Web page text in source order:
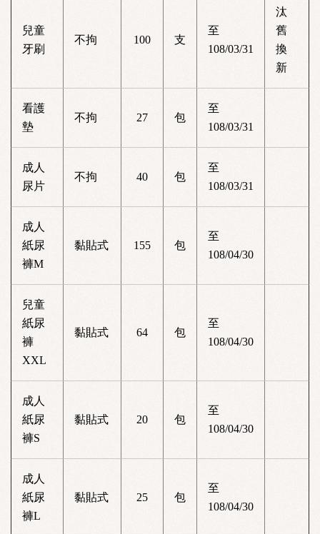
兒童
牙刷
不拘 100 支
至
108/03/31
汰
舊
換
新
看護
墊
不拘 27 包
至
108/03/31
成人
尿片
不拘 40 包
至
108/03/31
成人
紙尿
褲M
黏貼式 155 包
至
108/04/30
兒童
紙尿
褲
XXL
黏貼式 64 包
至
108/04/30
成人
紙尿
褲S
黏貼式 20 包
至
108/04/30
成人
紙尿
褲L
黏貼式 25 包
至
108/04/30